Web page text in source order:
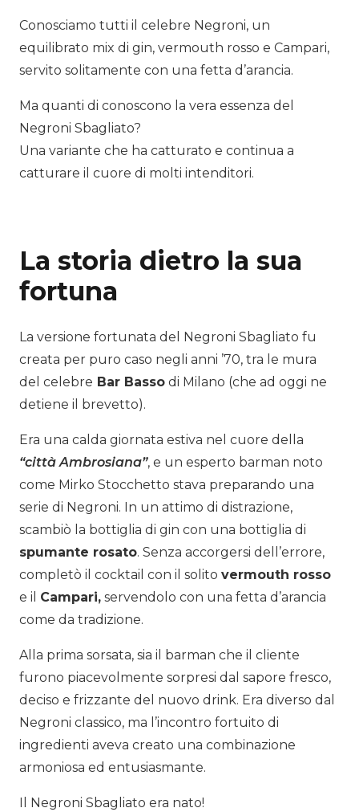
Conosciamo tutti il celebre Negroni, un
equilibrato mix di gin, vermouth rosso e Campari,
servito solitamente con una fetta d’arancia.
Ma quanti di conoscono la vera essenza del
Negroni Sbagliato?
Una variante che ha catturato e continua a
catturare il cuore di molti intenditori.
La storia dietro la sua
fortuna
La versione fortunata del Negroni Sbagliato fu
creata per puro caso negli anni ’70, tra le mura
del celebre Bar Basso di Milano (che ad oggi ne
detiene il brevetto).
Era una calda giornata estiva nel cuore della
“città Ambrosiana”, e un esperto barman noto
come Mirko Stocchetto stava preparando una
serie di Negroni. In un attimo di distrazione,
scambiò la bottiglia di gin con una bottiglia di
spumante rosato. Senza accorgersi dell’errore,
completò il cocktail con il solito vermouth rosso
e il Campari, servendolo con una fetta d’arancia
come da tradizione.
Alla prima sorsata, sia il barman che il cliente
furono piacevolmente sorpresi dal sapore fresco,
deciso e frizzante del nuovo drink. Era diverso dal
Negroni classico, ma l’incontro fortuito di
ingredienti aveva creato una combinazione
armoniosa ed entusiasmante.
Il Negroni Sbagliato era nato!